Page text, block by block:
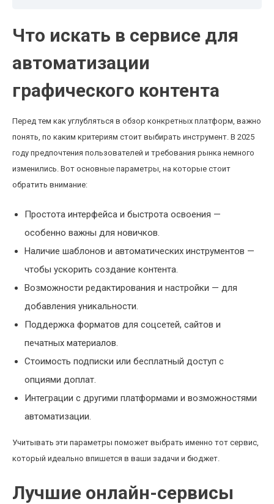
Что искать в сервисе для
автоматизации
графического контента
Перед тем как углубляться в обзор конкретных платформ, важно
понять, по каким критериям стоит выбирать инструмент. В 2025
году предпочтения пользователей и требования рынка немного
изменились. Вот основные параметры, на которые стоит
обратить внимание:
Простота интерфейса и быстрота освоения —
особенно важны для новичков.
Наличие шаблонов и автоматических инструментов —
чтобы ускорить создание контента.
Возможности редактирования и настройки — для
добавления уникальности.
Поддержка форматов для соцсетей, сайтов и
печатных материалов.
Стоимость подписки или бесплатный доступ с
опциями доплат.
Интеграции с другими платформами и возможностями
автоматизации.
Учитывать эти параметры поможет выбрать именно тот сервис,
который идеально впишется в ваши задачи и бюджет.
Лучшие онлайн-сервисы